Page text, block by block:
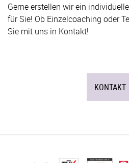
Gerne erstellen wir ein
für Sie! Ob Einzelcoaching oder
Sie mit uns in Kontakt!
KONTAKT